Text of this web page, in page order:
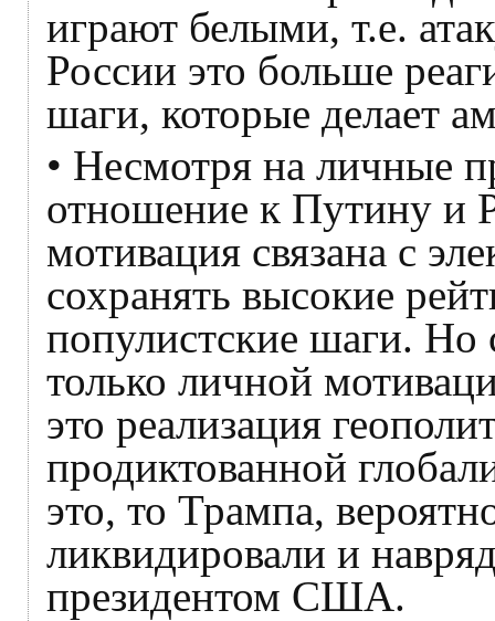
играют белыми, т.е.
России это больше
шаги, которые делает
• Несмотря на личные
отношение к Путину и
мотивация связана с
сохранять высокие
популистские шаги. Но
только личной
это реализация
продиктованной
это, то Трампа,
ликвидировали и
президентом США.